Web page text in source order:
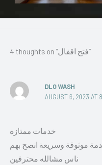
4 thoughts on “فتح اقفال”
DLO WASH
AUGUST 6, 2023 AT
خدمات ممتازة
موثوقة وسريعة انصح بهم
ناس مشالله محترفين